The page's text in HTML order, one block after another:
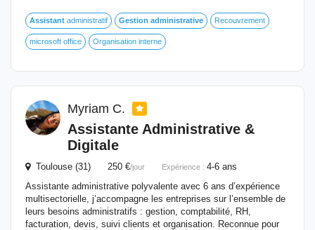
Assistant administratif Gestion administrative Recouvrement
microsoft office Organisation interne
Myriam C.
Assistante Administrative &
Digitale
Toulouse (31) 250 €/jour Expérience : 4-6 ans
Assistante administrative polyvalente avec 6 ans d’expérience
multisectorielle, j’accompagne les entreprises sur l’ensemble de
leurs besoins administratifs : gestion, comptabilité, RH,
facturation, devis, suivi clients et organisation. Reconnue pour